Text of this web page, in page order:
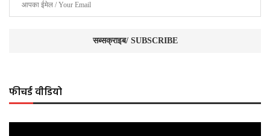
फीचर्ड वीडियो